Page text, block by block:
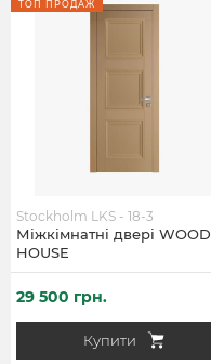
ТОП ПРОДАЖ
Міжкімнатні двері WOOD
HOUSE
Stockholm LKS - 18-3
Купити
29 500 грн.